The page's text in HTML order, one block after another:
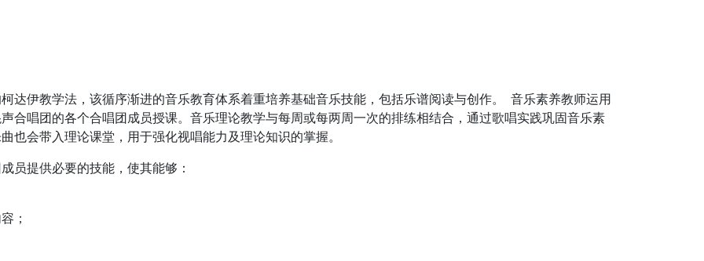
达伊教学法，该循序渐进的音乐教育体系着重培养基础音乐技能，包括乐谱阅读与创作。 音乐素养教师运用
合唱团的各个合唱团成员授课。音乐理论教学与每周或每两周一次的排练相结合，通过歌唱实践巩固音乐素
也会带入理论课堂，用于强化视唱能力及理论知识的掌握。
员提供必要的技能，使其能够：
；